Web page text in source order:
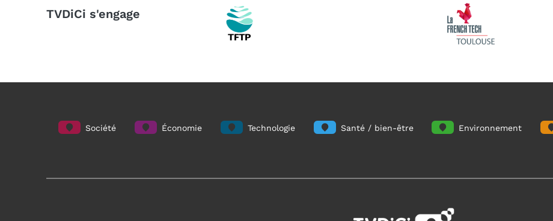
TVDiCi s'engage
Société Économie Technologie Santé / bien-être Environnement